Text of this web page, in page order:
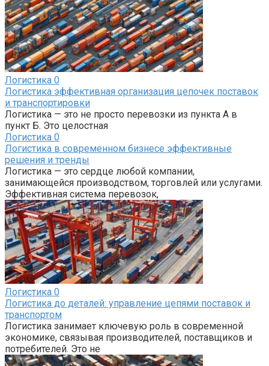
Логистика 0
Логистика эффективная организация цепочек поставок
и транспортировки
Логистика — это не просто перевозки из пункта А в
пункт Б. Это целостная
Логистика 0
Логистика в современном бизнесе эффективные
решения и тренды
Логистика — это сердце любой компании,
занимающейся производством, торговлей или услугами.
Эффективная система перевозок,
Логистика 0
Логистика до деталей: управление цепями поставок и
транспортом
Логистика занимает ключевую роль в современной
экономике, связывая производителей, поставщиков и
потребителей. Это не